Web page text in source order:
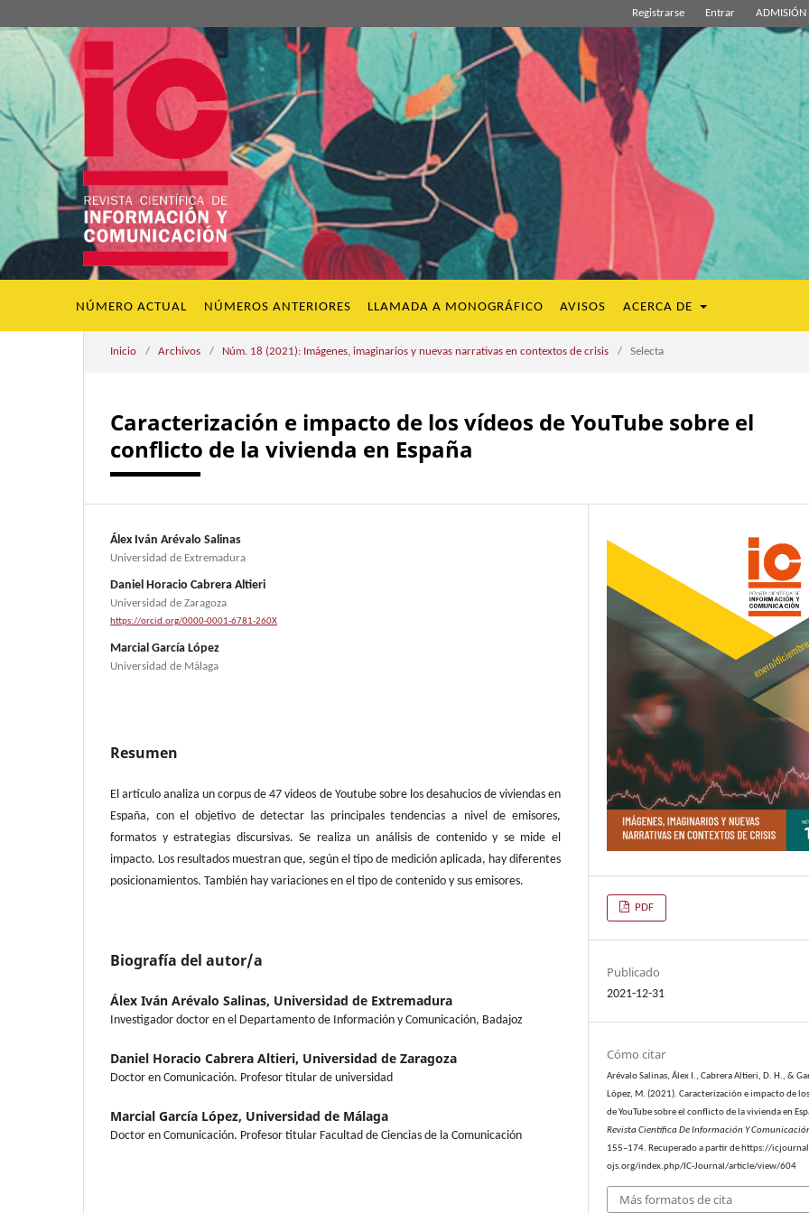
NÚMERO ACTUAL NÚMEROS ANTERIORES LLAMADA A MONOGRÁFICO AVISOS ACERCA DE
Registrarse Entrar ADMISIÓN
Inicio / Archivos / Núm. 18 (2021): Imágenes, imaginarios y nuevas narrativas en contextos de crisis / Selecta
Caracterización e impacto de los vídeos de YouTube sobre el
conflicto de la vivienda en España
Álex Iván Arévalo Salinas
Universidad de Extremadura
Daniel Horacio Cabrera Altieri
Universidad de Zaragoza
https://orcid.org/0000-0001-6781-260X
Marcial García López
Universidad de Málaga
Resumen
El artículo analiza un corpus de 47 videos de Youtube sobre los desahucios de viviendas en
España, con el objetivo de detectar las principales tendencias a nivel de emisores,
formatos y estrategias discursivas. Se realiza un análisis de contenido y se mide el
impacto. Los resultados muestran que, según el tipo de medición aplicada, hay diferentes
posicionamientos. También hay variaciones en el tipo de contenido y sus emisores.
Biografía del autor/a
Álex Iván Arévalo Salinas, Universidad de Extremadura
Investigador doctor en el Departamento de Información y Comunicación, Badajoz
Daniel Horacio Cabrera Altieri, Universidad de Zaragoza
Doctor en Comunicación. Profesor titular de universidad
Marcial García López, Universidad de Málaga
Doctor en Comunicación. Profesor titular Facultad de Ciencias de la Comunicación
PDF
Publicado
2021-12-31
Cómo citar
Arévalo Salinas, Álex I., Cabrera Altieri, D. H., &
López, M. (2021). Caracterización e impacto de
de YouTube sobre el conflicto de la vivienda en
Revista Científica De Información Y
155–174. Recuperado a partir de https://
ojs.org/index.php/IC-Journal/article/view/604
Más formatos de cita